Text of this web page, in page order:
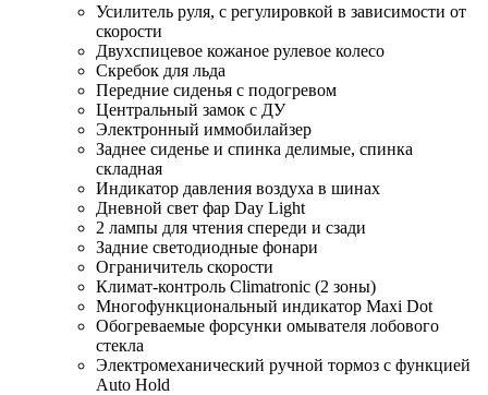
Усилитель руля, с регулировкой в зависимости от
скорости
Двухспицевое кожаное рулевое колесо
Скребок для льда
Передние сиденья с подогревом
Центральный замок с ДУ
Электронный иммобилайзер
Заднее сиденье и спинка делимые, спинка
складная
Индикатор давления воздуха в шинах
Дневной свет фар Day Light
2 лампы для чтения спереди и сзади
Задние светодиодные фонари
Ограничитель скорости
Климат-контроль Climatronic (2 зоны)
Многофункциональный индикатор Maxi Dot
Обогреваемые форсунки омывателя лобового
стекла
Электромеханический ручной тормоз с функцией
Auto Hold